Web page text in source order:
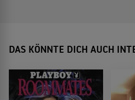
DAS KÖNNTE DICH AUCH